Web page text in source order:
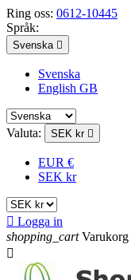
Ring oss: 0612-10445
Språk:
Svenska 
Svenska
English GB
Valuta: SEK kr 
EUR €
SEK kr
 Logga in
shopping_cart Varukorg
